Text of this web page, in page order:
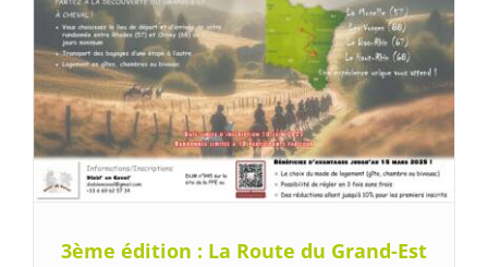
3ème édition : La Route du Grand-Est